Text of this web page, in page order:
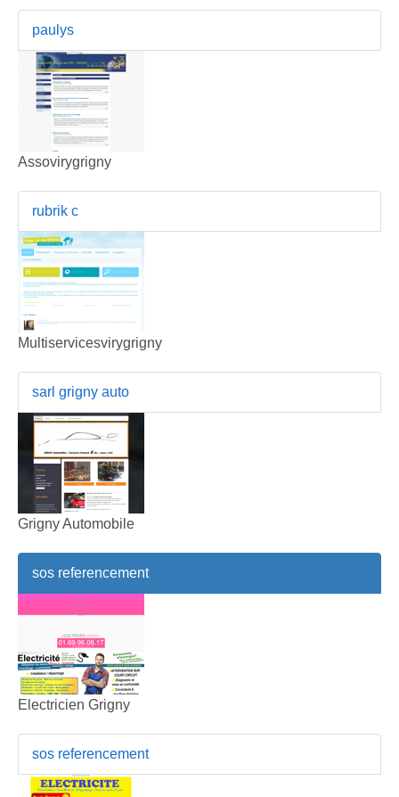
paulys
Assovirygrigny
rubrik c
Multiservicesvirygrigny
sarl grigny auto
Grigny Automobile
sos referencement
Electricien Grigny
sos referencement